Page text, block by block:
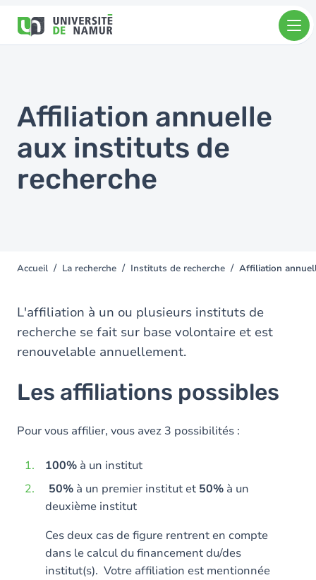
contenu
Affiliation annuelle
aux instituts de
recherche
You
here
Accueil La recherche Instituts de recherche Affiliation
L'affiliation à un ou plusieurs instituts de
recherche se fait sur base volontaire et est
renouvelable annuellement.
Les affiliations possibles
Pour vous affilier, vous avez 3 possibilités :
100% à un institut
50% à un premier institut et 50% à un
deuxième institut
Ces deux cas de figure rentrent en compte
dans le calcul du financement du/des
institut(s). Votre affiliation est mentionnée